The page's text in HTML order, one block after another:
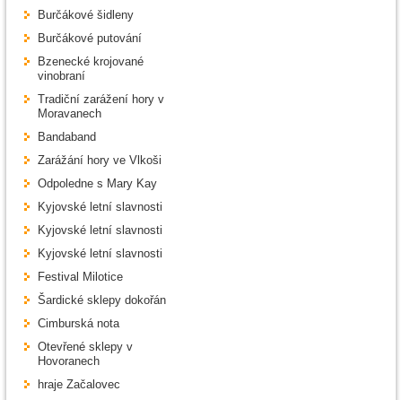
Burčákové šidleny
Burčákové putování
Bzenecké krojované
vinobraní
Tradiční zarážení hory v
Moravanech
Bandaband
Zarážání hory ve Vlkoši
Odpoledne s Mary Kay
Kyjovské letní slavnosti
Kyjovské letní slavnosti
Kyjovské letní slavnosti
Festival Milotice
Šardické sklepy dokořán
Cimburská nota
Otevřené sklepy v
Hovoranech
hraje Začalovec